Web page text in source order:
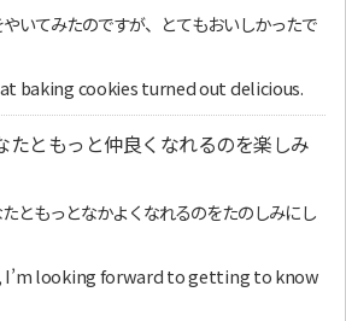
いてみたのですが、とてもおいしかったで
baking cookies turned out delicious.
たともっと仲良くなれるのを楽しみ
ともっとなかよくなれるのをたのしみにし
I’m looking forward to getting to know